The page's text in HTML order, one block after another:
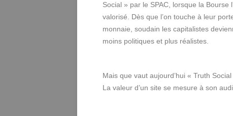
Social » par le SPAC, lorsque la Bourse
valorisé. Dès que l’on touche à leur
monnaie, soudain les capitalistes
moins politiques et plus réalistes.
Mais que vaut aujourd’hui « Truth
La valeur d’un site se mesure à son